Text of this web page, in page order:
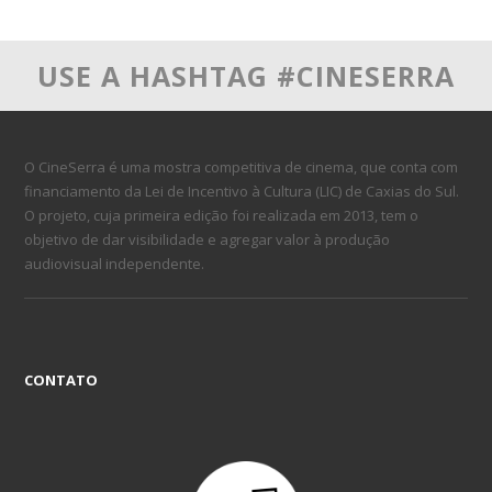
USE A HASHTAG #CINESERRA
O CineSerra é uma mostra competitiva de cinema, que conta com
financiamento da Lei de Incentivo à Cultura (LIC) de Caxias do Sul.
O projeto, cuja primeira edição foi realizada em 2013, tem o
objetivo de dar visibilidade e agregar valor à produção
audiovisual independente.
CONTATO